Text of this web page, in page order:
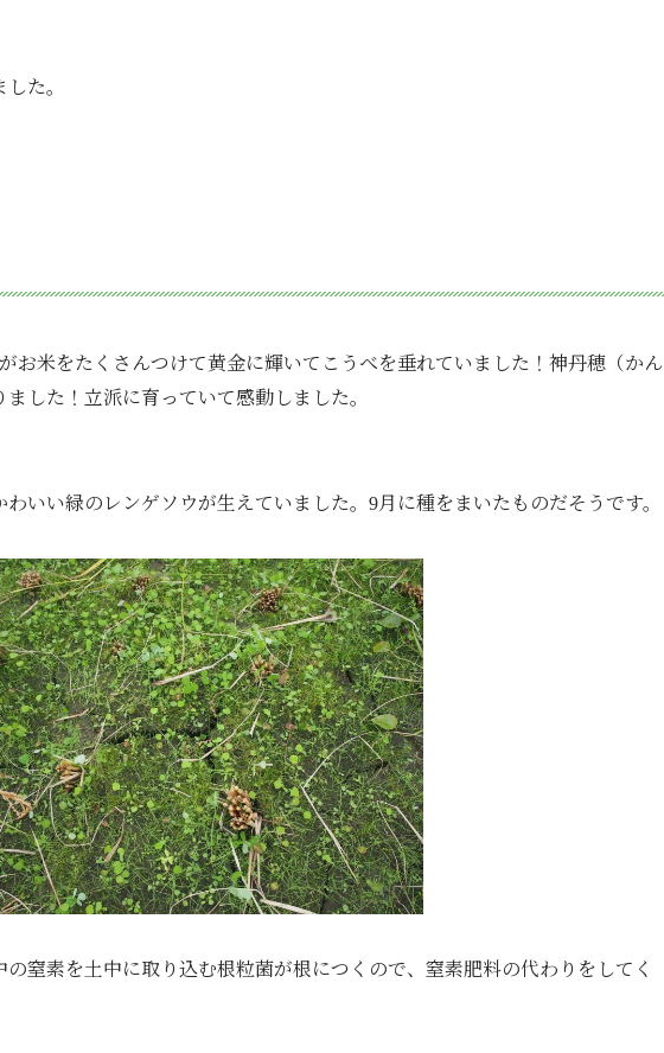
た。
お米をたくさんつけて黄金に輝いてこうべを垂れていました！ 神丹穂（かん
した！ 立派に育っていて感動しました。
わいい緑のレンゲソウが生えていました。 9月に種をまいたものだそうです。
の窒素を土中に取り込む根粒菌が根につくので、窒素肥料の代わりをしてく